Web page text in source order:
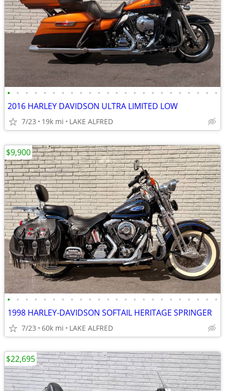
• • • • • • • • • • • • • • • • • • • • • • • •
2016 HARLEY DAVIDSON ULTRA LIMITED LOW
7/23 19k mi LAKE ALFRED
• • • • • • • • • • • • • • • • • • • • • • • •
1998 HARLEY-DAVIDSON SOFTAIL HERITAGE SPRINGER
7/23 60k mi LAKE ALFRED
$9,900
$22,695